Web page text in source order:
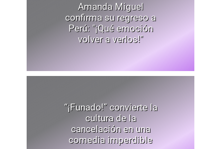
Amanda Miguel
confirma su regreso a
Perú: "¡Qué emoción
volver a verlos!"
“¡Funado!” convierte la
cultura de la
cancelación en una
comedia imperdible